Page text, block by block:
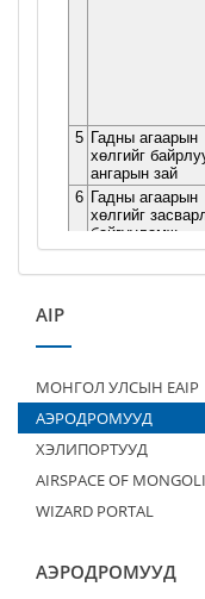
AIP
МОНГОЛ УЛСЫН EAIP
АЭРОДРОМУУД
ХЭЛИПОРТУУД
AIRSPACE OF
WIZARD PORTAL
АЭРОДРОМУУД